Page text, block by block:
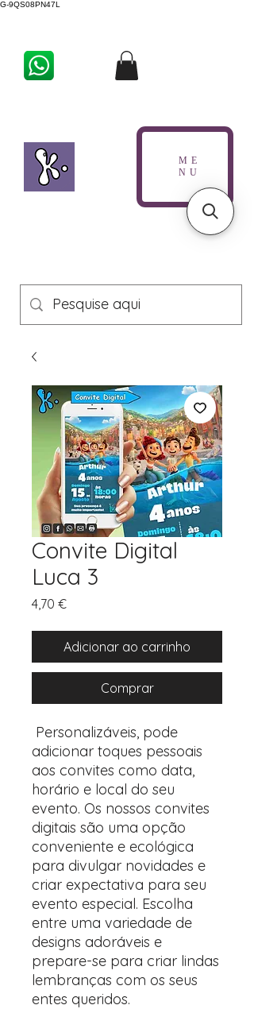
G-9QS08PN47L
ME
NU
Convite Digital
Luca 3
4,70 €Preço
Adicionar ao carrinho
Comprar
Personalizáveis, pode
adicionar toques pessoais
aos convites como data,
horário e local do seu
evento. Os nossos convites
digitais são uma opção
conveniente e ecológica
para divulgar novidades e
criar expectativa para seu
evento especial. Escolha
entre uma variedade de
designs adoráveis ​​e
prepare-se para criar lindas
lembranças com os seus
entes queridos.